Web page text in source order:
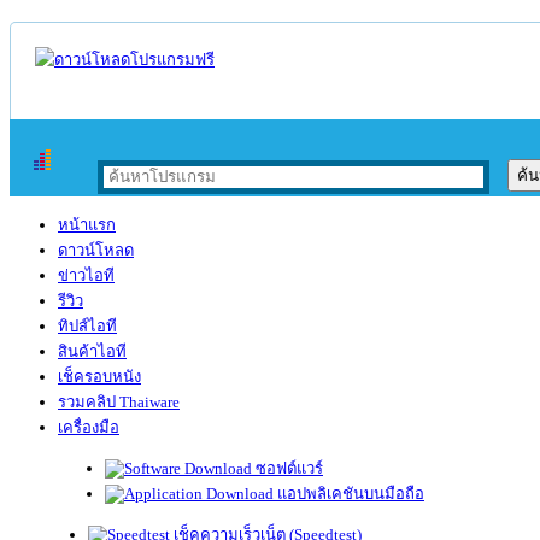
หน้าแรก
ดาวน์โหลด
ข่าวไอที
รีวิว
ทิปส์ไอที
สินค้าไอที
เช็ครอบหนัง
รวมคลิป Thaiware
เครื่องมือ
ซอฟต์แวร์
แอปพลิเคชันบนมือถือ
เช็คความเร็วเน็ต (Speedtest)